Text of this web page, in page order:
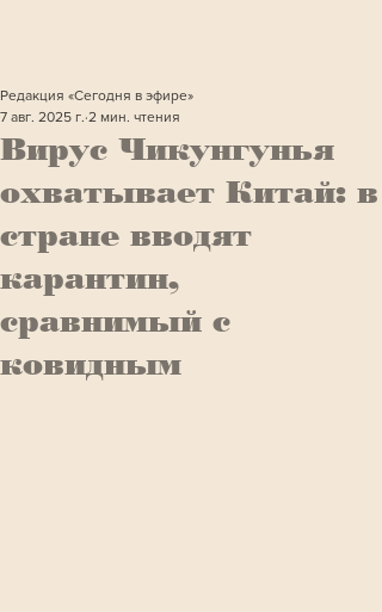
Вирус Чикунгунья
охватывает Китай: в
стране вводят
карантин,
сравнимый с
ковидным
Редакция «Сегодня в эфире»
7 авг. 2025 г. 2 мин. чтения